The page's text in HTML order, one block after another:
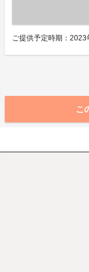
ご提供予定時期：2023
こ